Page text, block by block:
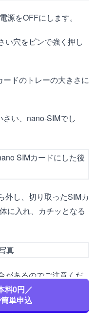
源をOFFにします。
い穴をピンで強く押し
ドのトレーの大きさに
い、nano-SIMでし
外し、切り取ったSIMカ
に入れ、カチッとなる
があるのでご注意くだ
料0円／
単申込